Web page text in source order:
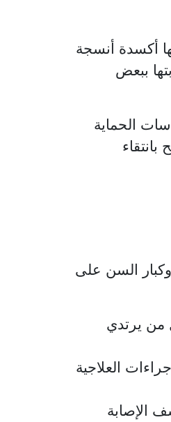
أكسدة أنسجة
ببعض
الحماية
السن على
من يرتدي
العلاجية
الإصابة